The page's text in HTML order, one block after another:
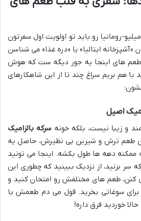
رومانیا رو باید تو اولویت اول سفرتون
«آشپزخانه ایتالیا» یا «دره غذا» می شناسن
طعم های اینجا یه جور دیگه ست که هوش
با هم بریم سراغ چند تا از این شاهکارهای
اصیل
و زیبا نیست، بلکه خونه سرکه بالزامیک
طعم ترش و شیرین بی نظیرش، حاصل یه
ممکنه دهه ها طول بکشه. اینجا می تونید
سر بزنید، از نزدیک ببینید که چطوری این
کنن، طعم های مختلفش رو امتحان کنید و
سوغاتی بخرید. قول می دم طعمش با
خوردید فرق داره!